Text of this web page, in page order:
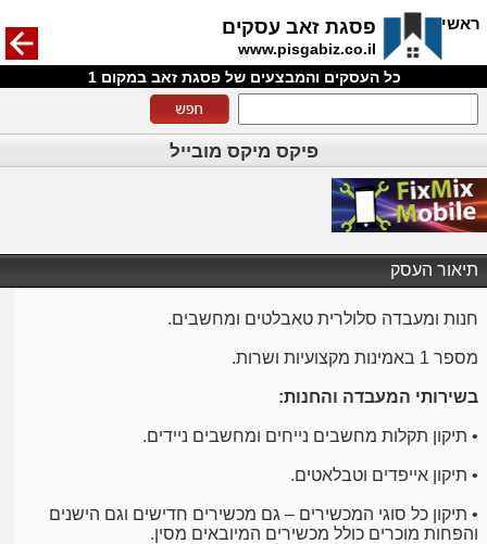
פסגת זאב עסקים
www.pisgabiz.co.il
ראשי
כל העסקים והמבצעים של פסגת זאב במקום 1
פיקס מיקס מובייל
תיאור העסק
חנות ומעבדה סלולרית טאבלטים ומחשבים.
מספר 1 באמינות מקצועיות ושרות.
בשירותי המעבדה והחנות:
• תיקון תקלות מחשבים נייחים ומחשבים ניידים.
• תיקון אייפדים וטבלאטים.
• תיקון כל סוגי המכשירים – גם מכשירים חדישים וגם הישנים
והפחות מוכרים כולל מכשירים המיובאים מסין.